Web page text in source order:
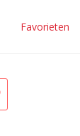
Favorieten